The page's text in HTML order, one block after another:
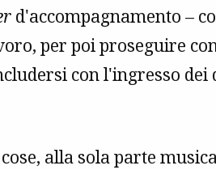
d'accompagnamento –
per poi proseguire
con l'ingresso
alla sola parte